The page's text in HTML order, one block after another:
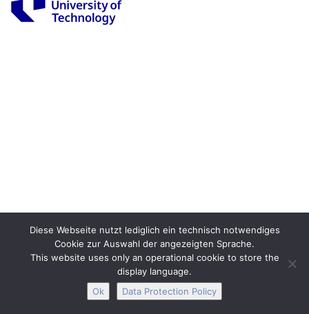
Diese Webseite nutzt lediglich ein technisch notwendiges
Cookie zur Auswahl der angezeigten Sprache.
This website uses only an operational cookie to store the
display language.
Ok
Data Protection Policy